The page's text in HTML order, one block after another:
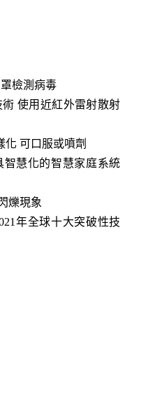
檢測病毒
使用近紅外雷射散射
化 可口服或噴劑
智慧化的智慧家庭系統
爍現象
年全球十大突破性技